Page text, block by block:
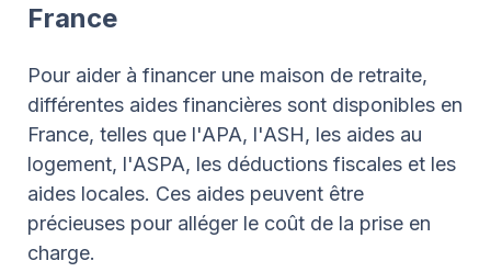
France
Pour aider à financer une maison de retraite,
différentes aides financières sont disponibles en
France, telles que l'APA, l'ASH, les aides au
logement, l'ASPA, les déductions fiscales et les
aides locales. Ces aides peuvent être
précieuses pour alléger le coût de la prise en
charge.